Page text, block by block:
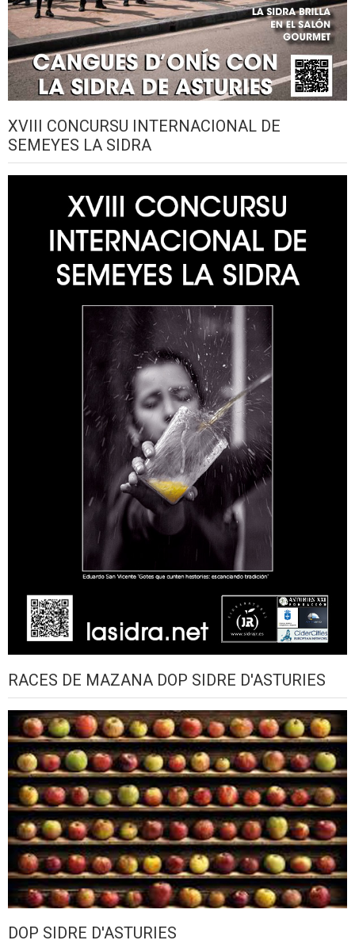
XVIII CONCURSU INTERNACIONAL DE
SEMEYES LA SIDRA
RACES DE MAZANA DOP SIDRE D'ASTURIES
DOP SIDRE D'ASTURIES